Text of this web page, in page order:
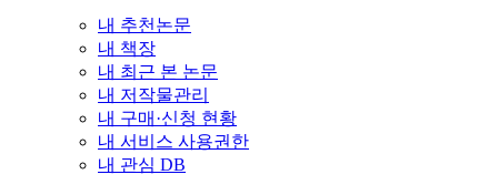
내 추천논문
내 책장
내 최근 본 논문
내 저작물관리
내 구매·신청 현황
내 서비스 사용권한
내 관심 DB